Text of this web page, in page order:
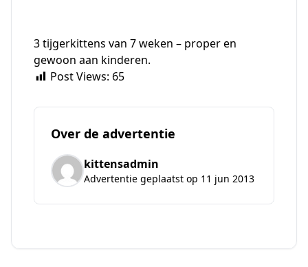
3 tijgerkittens van 7 weken – proper en
gewoon aan kinderen.
Post Views: 65
Over de advertentie
kittensadmin
Advertentie geplaatst op 11 jun 2013